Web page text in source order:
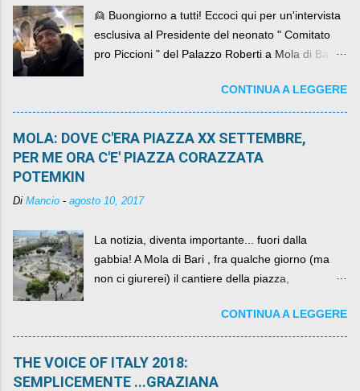
👱 Buongiorno a tutti! Eccoci qui per un'intervista
esclusiva al Presidente del neonato " Comitato
pro Piccioni " del Palazzo Roberti a Mola di Bari ,
come definirlo... signor?....CONTINUA A LEGGERE
MOLA: DOVE C'ERA PIAZZA XX SETTEMBRE,
PER ME ORA C'E' PIAZZA CORAZZATA
POTEMKIN
Di Mancio - agosto 10, 2017
La notizia, diventa importante... fuori dalla
gabbia! A Mola di Bari , fra qualche giorno (ma
non ci giurerei) il cantiere della piazza,
per un numero esorbitante di mesi, non ci sarà
più. C'era una volta Piazza XX Settembre ,
CONTINUA A LEGGERE
THE VOICE OF ITALY 2018:
SEMPLICEMENTE ...GRAZIANA